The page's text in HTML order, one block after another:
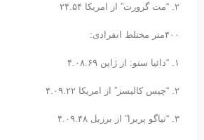
٢. “مت گرورت” از امریکا ٢۴.۵۴
۴۰۰متر مختلط انفرادی:
٢. “چیس کالیسز” از امریکا ۴.۰٩.٢٢
٣. “تیاگو پریرا” از برزیل ۴.۰٩.۴٨